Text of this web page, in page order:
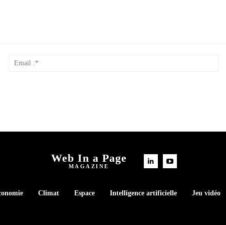
Web In a Page
MAGAZINE
Climat Espace Intelligence artificielle Jeu vidéo